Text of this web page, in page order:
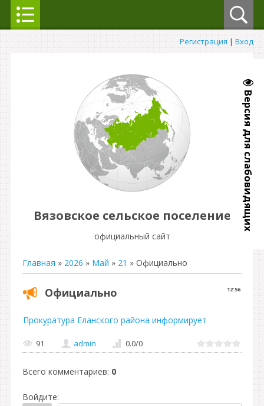
Версия для слабовидящих
Регистрация | Вход
Вязовское сельское поселение
официальный сайт
Главная » 2026 » Май » 21 » Официально
12:56
Официально
Прокуратура Еланского района информирует
91 admin 0.0/0
Всего комментариев: 0
Войдите: